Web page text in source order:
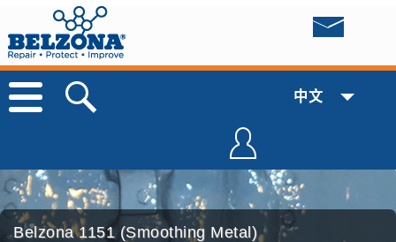
中文
Belzona 1151 (Smoothing Metal)